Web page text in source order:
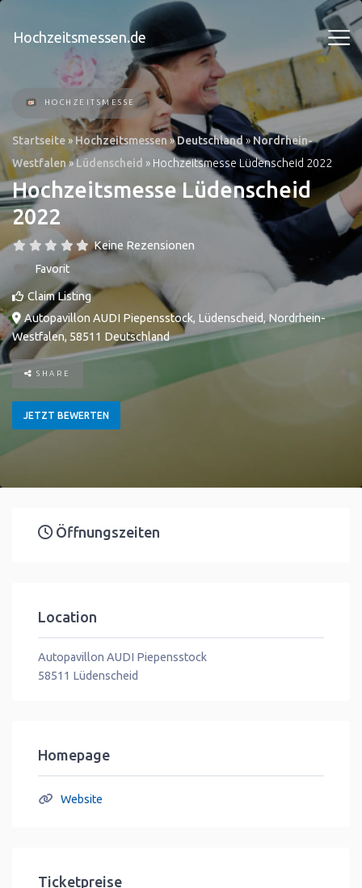
Hochzeitsmessen.de
HOCHZEITSMESSE
Startseite»Hochzeitsmessen»Deutschland»Nordrhein-
Westfalen»Lüdenscheid » Hochzeitsmesse Lüdenscheid 2022
Hochzeitsmesse Lüdenscheid
2022
Keine Rezensionen
Favorit
Claim Listing
Autopavillon AUDI Piepensstock, Lüdenscheid,Nordrhein-
Westfalen, 58511 Deutschland
SHARE
JETZT BEWERTEN
Öffnungszeiten
Location
Autopavillon AUDI Piepensstock
58511 Lüdenscheid
Homepage
Website
Ticketpreise